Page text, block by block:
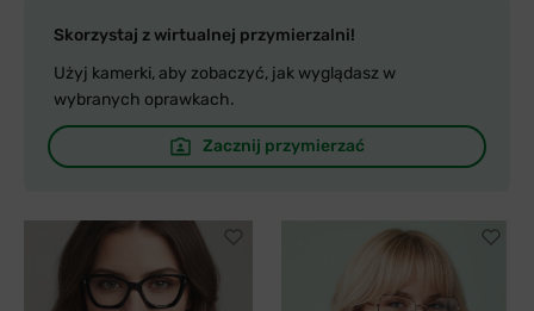
Skorzystaj z wirtualnej przymierzalni!
Użyj kamerki, aby zobaczyć, jak wyglądasz w
wybranych oprawkach.
Zacznij przymierzać